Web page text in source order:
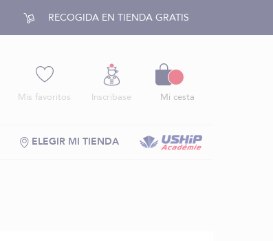
RECOGIDA EN TIENDA GRATIS
Mis favoritos Inscríbase Mi cesta
ELEGIR MI TIENDA